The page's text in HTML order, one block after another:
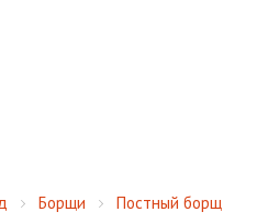
Борщи Постный борщ